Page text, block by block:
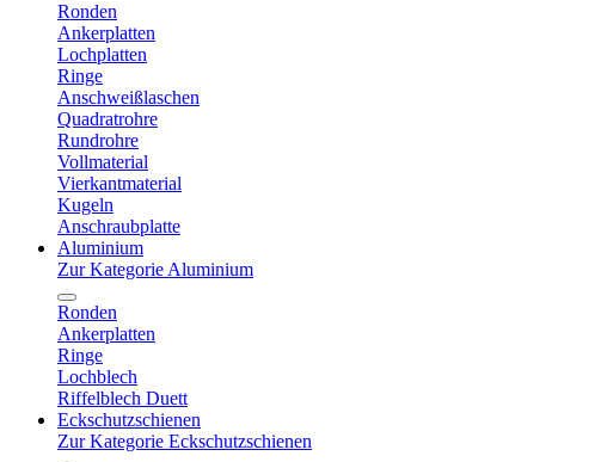
Ronden
Ankerplatten
Lochplatten
Ringe
Anschweißlaschen
Quadratrohre
Rundrohre
Vollmaterial
Vierkantmaterial
Kugeln
Anschraubplatte
Aluminium
Zur Kategorie Aluminium
Ronden
Ankerplatten
Ringe
Lochblech
Riffelblech Duett
Eckschutzschienen
Zur Kategorie Eckschutzschienen